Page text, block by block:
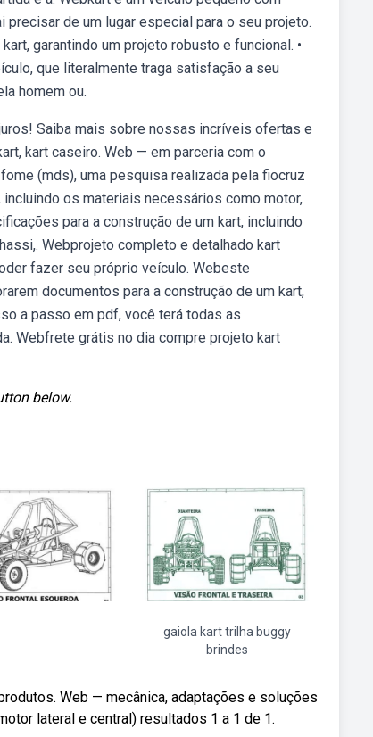
de um lugar especial para o seu projeto.
garantindo um projeto robusto e funcional. •
que literalmente traga satisfação a seu
homem ou.
Saiba mais sobre nossas incríveis ofertas e
kart caseiro. Web — em parceria com o
(mds), uma pesquisa realizada pela fiocruz
os materiais necessários como motor,
para a construção de um kart, incluindo
Webprojeto completo e detalhado kart
fazer seu próprio veículo. Webeste
documentos para a construção de um kart,
a passo em pdf, você terá todas as
Webfrete grátis no dia compre projeto kart
below.
gaiola kart trilha buggy
brindes
Web — mecânica, adaptações e soluções
lateral e central) resultados 1 a 1 de 1.